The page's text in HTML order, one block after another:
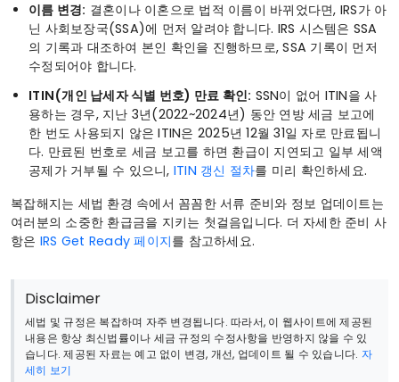
이름 변경: 결혼이나 이혼으로 법적 이름이 바뀌었다면, IRS가 아
닌 사회보장국(SSA)에 먼저 알려야 합니다. IRS 시스템은 SSA
의 기록과 대조하여 본인 확인을 진행하므로, SSA 기록이 먼저
수정되어야 합니다.
ITIN(개인 납세자 식별 번호) 만료 확인: SSN이 없어 ITIN을 사
용하는 경우, 지난 3년(2022~2024년) 동안 연방 세금 보고에
한 번도 사용되지 않은 ITIN은 2025년 12월 31일 자로 만료됩니
다. 만료된 번호로 세금 보고를 하면 환급이 지연되고 일부 세액
공제가 거부될 수 있으니, ITIN 갱신 절차를 미리 확인하세요.
복잡해지는 세법 환경 속에서 꼼꼼한 서류 준비와 정보 업데이트는
여러분의 소중한 환급금을 지키는 첫걸음입니다. 더 자세한 준비 사
항은 IRS Get Ready 페이지를 참고하세요.
Disclaimer
세법 및 규정은 복잡하며 자주 변경됩니다. 따라서, 이 웹사이트에 제공된
내용은 항상 최신법률이나 세금 규정의 수정사항을 반영하지 않을 수 있
습니다. 제공된 자료는 예고 없이 변경, 개선, 업데이트 될 수 있습니다. 자
세히 보기